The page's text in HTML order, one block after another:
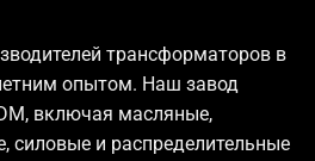
трансформаторов в
опытом. Наш завод
включая масляные,
силовые и распределительные